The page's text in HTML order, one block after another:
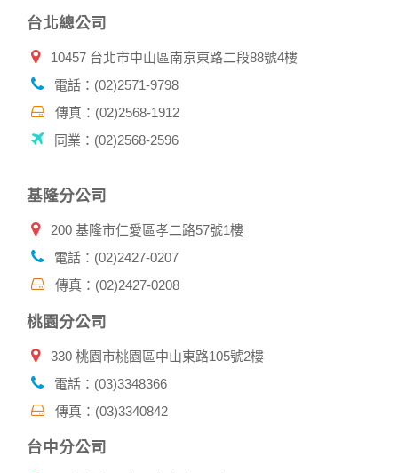
台北總公司
10457 台北市中山區南京東路二段88號4樓
電話：(02)2571-9798
傳真：(02)2568-1912
同業：(02)2568-2596
基隆分公司
200 基隆市仁愛區孝二路57號1樓
電話：(02)2427-0207
傳真：(02)2427-0208
桃園分公司
330 桃園市桃園區中山東路105號2樓
電話：(03)3348366
傳真：(03)3340842
台中分公司